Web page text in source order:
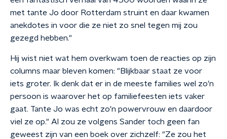
met tante Jo door Rotterdam struint en daar kwamen
anekdotes in voor die ze niet zo snel tegen mij zou
gezegd hebben."
Hij wist niet wat hem overkwam toen de reacties op zijn
columns maar bleven komen: "Blijkbaar staat ze voor
iets groter. Ik denk dat er in de meeste families wel zo'n
persoon is waarover het op familiefeesten iets vaker
gaat. Tante Jo was echt zo'n powervrouw en daardoor
viel ze op." Al zou ze volgens Sander toch geen fan
geweest zijn van een boek over zichzelf: "Ze zou het